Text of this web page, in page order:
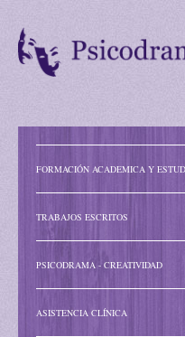
FORMACIÓN ACADEMICA Y
TRABAJOS ESCRITOS
PSICODRAMA - CREATIVIDAD
ASISTENCIA CLÍNICA